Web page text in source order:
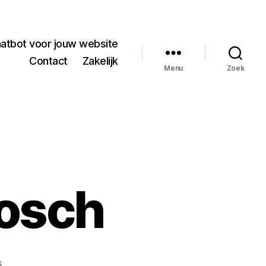
voor jouw website
Contact
Zakelijk
Menu Zoek
op